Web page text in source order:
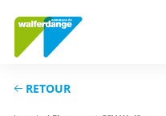
RETOUR